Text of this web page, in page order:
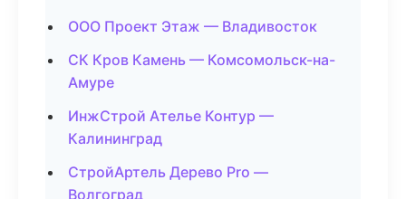
ООО Проект Этаж — Владивосток
СК Кров Камень — Комсомольск-на-
Амуре
ИнжСтрой Ателье Контур —
Калининград
СтройАртель Дерево Pro —
Волгоград